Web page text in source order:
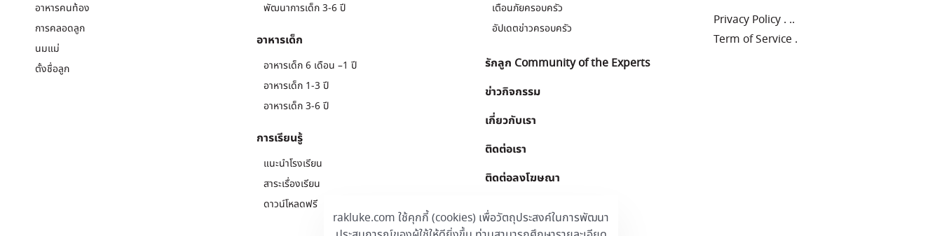
rakluke.com ใช้คุกกี้ (cookies) เพื่อวัตถุประสงค์ในการพัฒนา
อาหารคนท้อง
การคลอดลูก
นมแม่
ตั้งชื่อลูก
พัฒนาการเด็ก 3-6 ปี
อาหารเด็ก
อาหารเด็ก 6 เดือน –1 ปี
อาหารเด็ก 1-3 ปี
อาหารเด็ก 3-6 ปี
การเรียนรู้
แนะนำโรงเรียน
สาระเรื่องเรียน
ดาวน์โหลดฟรี
เตือนภัยครอบครัว
อัปเดตข่าวครอบครัว
รักลูก Community of the Experts
ข่าวกิจกรรม
เกี่ยวกับเรา
ติดต่อเรา
ติดต่อลงโฆษณา
Privacy Policy . ..
Term of Service .